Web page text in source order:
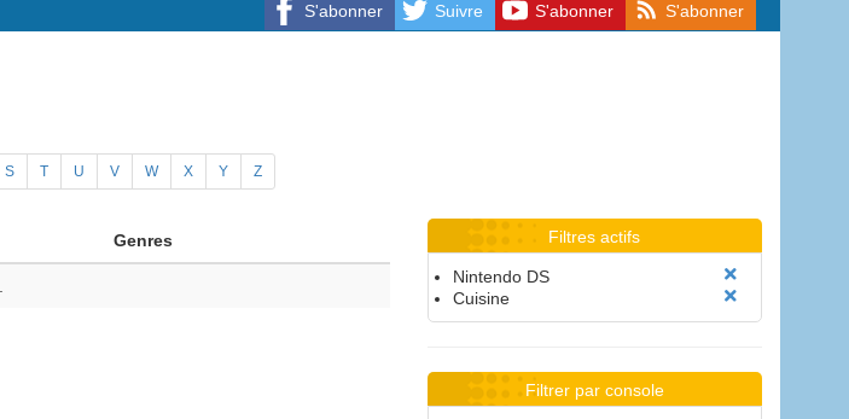
S'abonner Suivre S'abonner S'abonner
S T U V W X Y Z
Genres Filtres actifs
Nintendo DS
Cuisine
Filtrer par console